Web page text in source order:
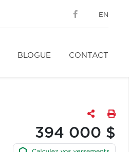
EN
BLOGUE CONTACT
394 000 $